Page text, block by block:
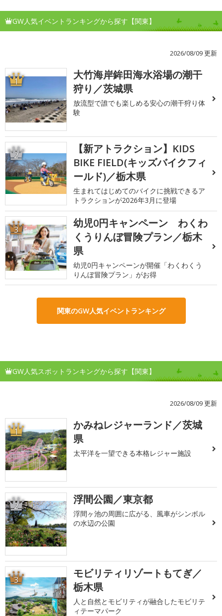
GW人気イベントランキングから探す【関東】
2026/08/09 更新
1
大竹海岸鉾田海水浴場の潮干
狩り／茨城県
放流型で誰でも楽しめる安心の潮干狩り体
験
2
【新アトラクション】KIDS
BIKE FIELD(キッズバイクフィ
ールド)／栃木県
生まれてはじめてのバイクに挑戦できるア
トラクションが2026年3月に登場
3
幼児0円キャンペーン わくわ
くうりんぼ冒険プラン／栃木
県
幼児0円キャンペーンが開催「わくわくう
りんぼ冒険プラン」がお得
関東のGW人気イベントランキング
GW人気スポットランキングから探す【関東】
2026/08/09 更新
1
かみねレジャーランド／茨城
県
太平洋を一望できる本格レジャー施設
2 浮間公園／東京都
浮間ヶ池の周囲に広がる、風車がシンボル
の水辺の公園
3
モビリティリゾートもてぎ／
栃木県
人と自然とモビリティが融合したモビリテ
ィテーマパーク